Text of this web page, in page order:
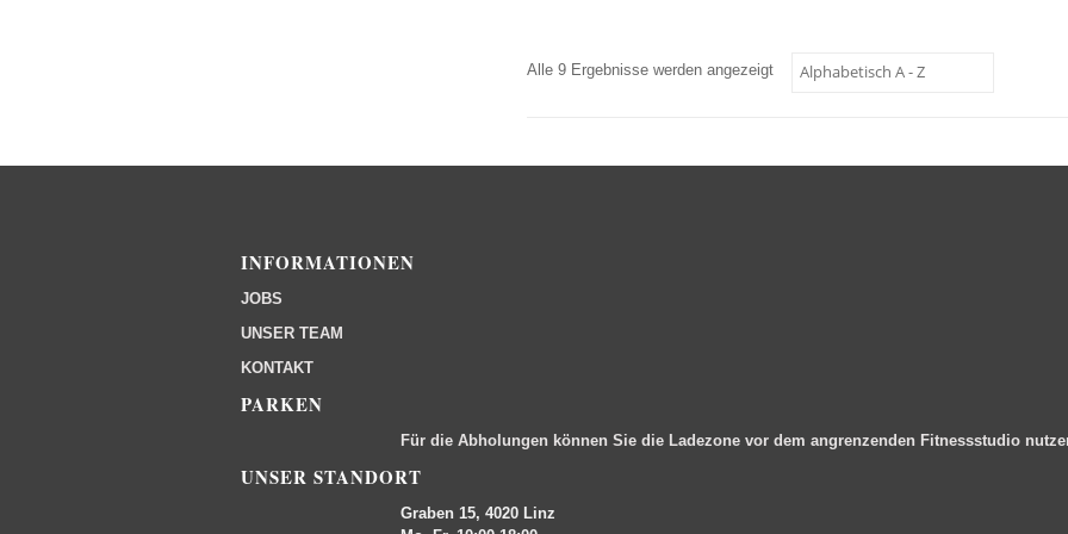
Alle 9 Ergebnisse werden angezeigt
INFORMATIONEN
JOBS
UNSER TEAM
KONTAKT
PARKEN
Für die Abholungen können Sie die Ladezone vor dem angrenzenden Fitnessstudio
UNSER STANDORT
Graben 15, 4020 Linz